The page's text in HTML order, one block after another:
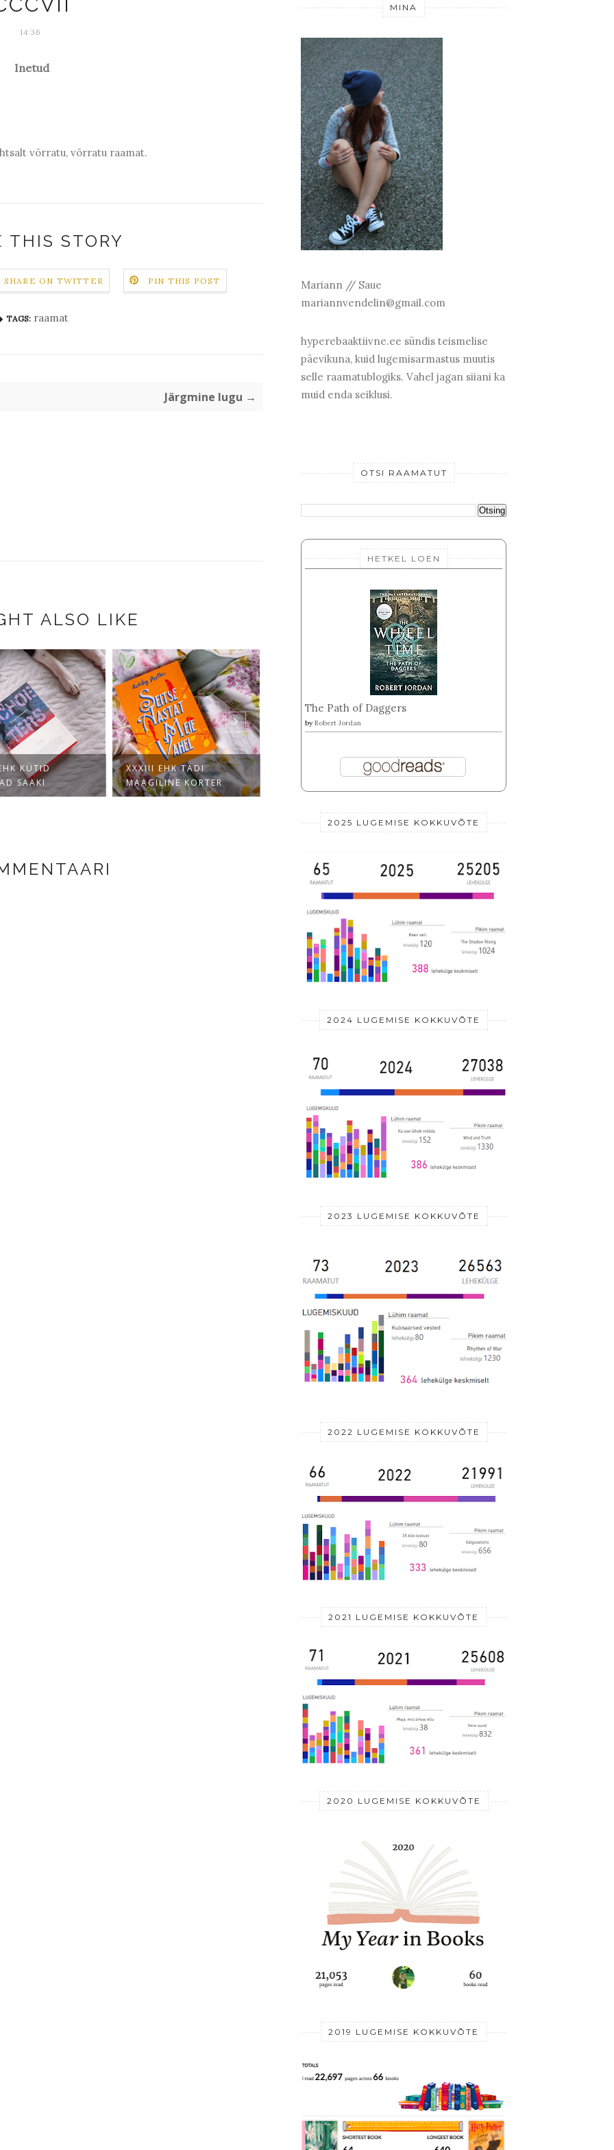
14:36
Inetud
võrratu, võrratu raamat.
THIS STORY
SHARE ON TWITTER PIN THIS POST
TAGS: raamat
Järgmine lugu →
ALSO LIKE
KÜTID
SAAKI
XXXIII EHK TÄDI
MAAGILINE KORTER
XXI EHK MEIE KAIKAD
XXX EHK JÄLLE 17 SUVI
MINA
Mariann // Saue
mariannvendelin@gmail.com
hyperebaaktiivne.ee sündis teismelise
päevikuna, kuid lugemisarmastus muutis
selle raamatublogiks. Vahel jagan siiani ka
muid enda seiklusi.
OTSI RAAMATUT
HETKEL LOEN
The Path of Daggers
by Robert Jordan
2025 LUGEMISE KOKKUVÕTE
2024 LUGEMISE KOKKUVÕTE
2023 LUGEMISE KOKKUVÕTE
2022 LUGEMISE KOKKUVÕTE
2021 LUGEMISE KOKKUVÕTE
2020 LUGEMISE KOKKUVÕTE
2019 LUGEMISE KOKKUVÕTE